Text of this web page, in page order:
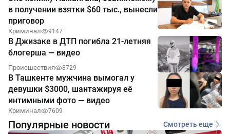
в получении взятки $60 тыс., вынесли
приговор
Криминал 9147
В Джизаке в ДТП погибла 21-летняя
блогерша — видео
Происшествия 8729
В Ташкенте мужчина вымогал у
девушки $3000, шантажируя её
интимными фото — видео
Криминал 7609
Популярные новости Смотреть еще